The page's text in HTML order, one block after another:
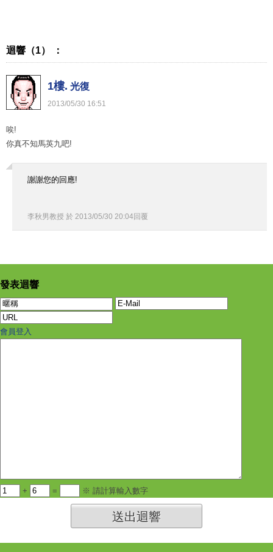
迴響（1） ：
1樓. 光復
2013/05/30 16:51
唉!
你真不知馬英九吧!
謝謝您的回應!
李秋男教授 於 2013/05/30 20:04回覆
發表迴響
會員登入
+ = ※ 請計算輸入數字
送出迴響